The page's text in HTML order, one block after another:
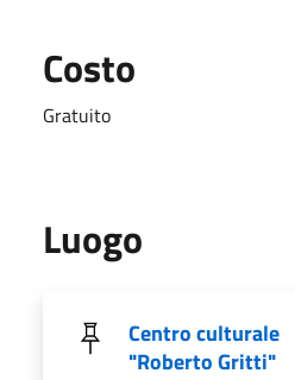
Costo
Gratuito
Luogo
Centro culturale
"Roberto Gritti"